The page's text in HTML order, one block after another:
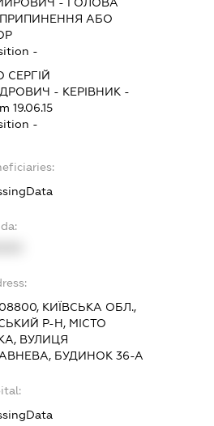
ПРИПИНЕННЯ АБО
-
СЕРГІЙ
- КЕРІВНИК -
19.06.15
-
КИЇВСЬКА ОБЛ.,
Р-Н, МІСТО
ВУЛИЦЯ
БУДИНОК 36-А